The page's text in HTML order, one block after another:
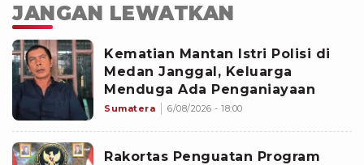
JANGAN LEWATKAN
Kematian Mantan Istri Polisi di
Medan Janggal, Keluarga
Menduga Ada Penganiayaan
Sumatera 6/08/2026 - 18:00
Rakortas Penguatan Program